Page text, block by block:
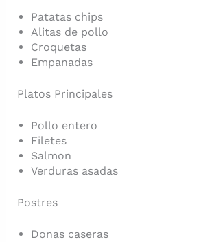
Patatas chips
Alitas de pollo
Croquetas
Empanadas
Platos Principales
Pollo entero
Filetes
Salmon
Verduras asadas
Postres
Donas caseras